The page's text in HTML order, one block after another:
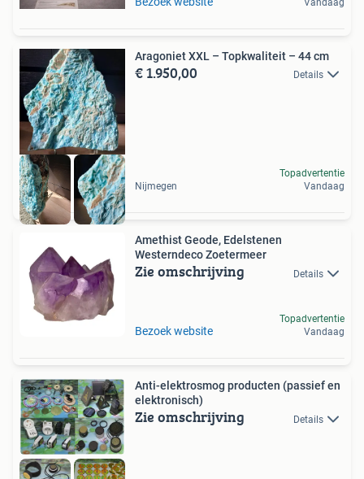
Vandaag
Aragoniet XXL – Topkwaliteit – 44 cm
€ 1.950,00 Details
Nijmegen
Topadvertentie
Vandaag
Amethist Geode, Edelstenen
Westerndeco Zoetermeer
Zie omschrijving Details
Bezoek website
Topadvertentie
Vandaag
Anti-elektrosmog producten (passief en
elektronisch)
Zie omschrijving Details